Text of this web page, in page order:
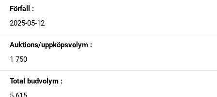
Förfall :
2025-05-12
Auktions/uppköpsvolym :
1 750
Total budvolym :